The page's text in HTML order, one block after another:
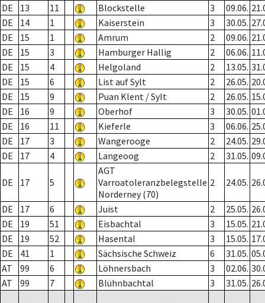
DE
13 11 Blockstelle 3 09.06.
DE
14 1 Kaiserstein 3 30.05.
DE
15 1 Amrum 2 09.06.
DE
15 3 Hamburger Hallig 2 06.06.
DE
15 4 Helgoland 2 13.05.
DE
15 6 List auf Sylt 2 26.05.
DE
15 9 Puan Klent / Sylt 2 26.05.
DE
16 9 Oberhof 3 30.05.
DE
16 11 Kieferle 3 06.06.
DE
17 3 Wangerooge 2 24.05.
DE
17 4 Langeoog 2 31.05.
DE 17 5
AGT
Varroatoleranzbelegstelle
Norderney (70)
2 24.05.
DE 17 6 Juist 2 25.05.
DE
19 51 Eisbachtal 3 15.05.
DE
19 52 Hasental 3 15.05.
DE
41 1 Sächsische Schweiz 6 31.05.
AT
99 6 Löhnersbach 3 02.06.
AT
99 7 Blühnbachtal 3 31.05.